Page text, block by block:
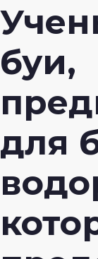
буи,
для